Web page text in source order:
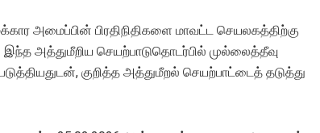
அமைப்பின் பிரதிநிதிகளை மாவட்ட செயலகத்திற்கு
அத்துமீறிய செயற்பாடுதொடர்பில் முல்லைத்தீவு
குறித்த அத்துமீறல் செயற்பாட்டைத் தடுத்து